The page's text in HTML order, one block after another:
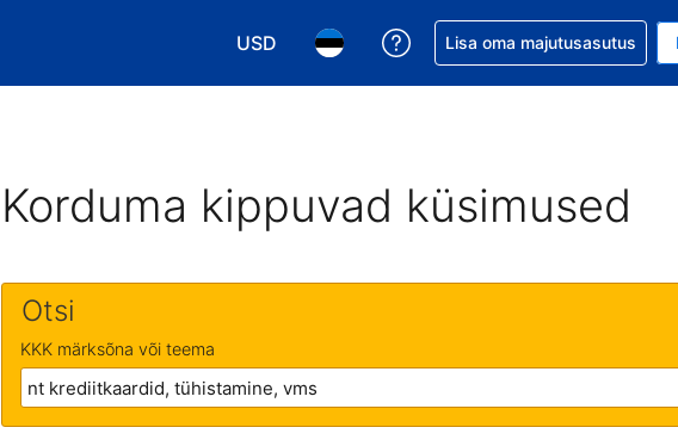
USD
Vali valuuta. Praegune valitud valuuta on USA
Vali keel. Praegune valitud keel on
Saa broneeringuga abi
Lisa oma majutusasutus
Korduma kippuvad küsimused
Otsi
KKK märksõna või teema